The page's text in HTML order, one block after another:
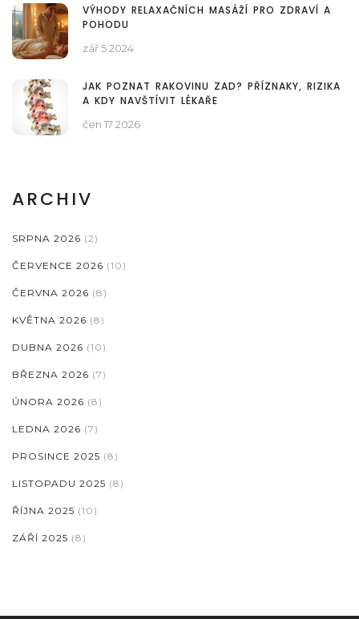
VÝHODY RELAXAČNÍCH MASÁŽÍ PRO ZDRAVÍ A
POHODU
zář 5 2024
JAK POZNAT RAKOVINU ZAD? PŘÍZNAKY, RIZIKA
A KDY NAVŠTÍVIT LÉKAŘE
čen 17 2026
ARCHIV
SRPNA 2026 (2)
ČERVENCE 2026 (10)
ČERVNA 2026 (8)
KVĚTNA 2026 (8)
DUBNA 2026 (10)
BŘEZNA 2026 (7)
ÚNORA 2026 (8)
LEDNA 2026 (7)
PROSINCE 2025 (8)
LISTOPADU 2025 (8)
ŘÍJNA 2025 (10)
ZÁŘÍ 2025 (8)